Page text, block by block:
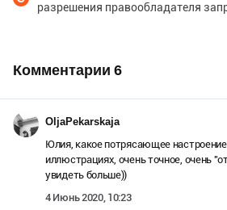
разрешения правообладателя
Комментарии 6
OljaPekarskaja
Юлия, какое потрясающее
иллюстрациях, очень точное, очень
увидеть больше))
4 Июнь 2020, 10:23